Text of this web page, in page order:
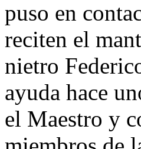
puso en
reciten el
nietro
ayuda hace
el Maestro y